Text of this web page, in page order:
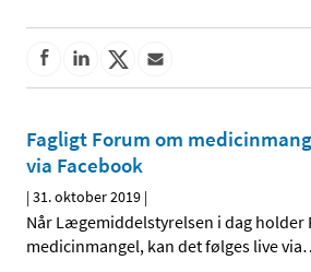
Fagligt Forum om
via Facebook
|31. oktober 2019 |
Når Lægemiddelstyrelsen i dag holder
medicinmangel, kan det følges live via